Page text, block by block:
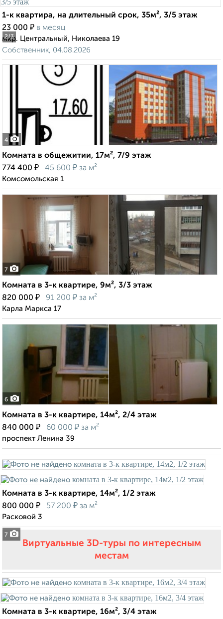
2/3
1-к квартира, на длительный срок, 35м², 3/5 этаж
23 000 ₽ в месяц
мкр. Центральный, Николаева 19
Собственник, 04.08.2026
4
Комната в общежитии, 17м², 7/9 этаж
774 400 ₽ 45 600 ₽ за м²
Комсомольская 1
7
Комната в 3-к квартире, 9м², 3/3 этаж
820 000 ₽ 91 200 ₽ за м²
Карла Маркса 17
6
Комната в 3-к квартире, 14м², 2/4 этаж
840 000 ₽ 60 000 ₽ за м²
проспект Ленина 39
7
Комната в 3-к квартире, 14м², 1/2 этаж
800 000 ₽ 57 200 ₽ за м²
Расковой 3
Виртуальные 3D-туры по интересным
местам
Комната в 3-к квартире, 16м², 3/4 этаж